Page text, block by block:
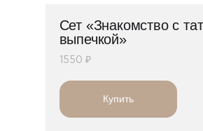
Сет «Знакомство с
выпечкой»
1550 ₽
Купить